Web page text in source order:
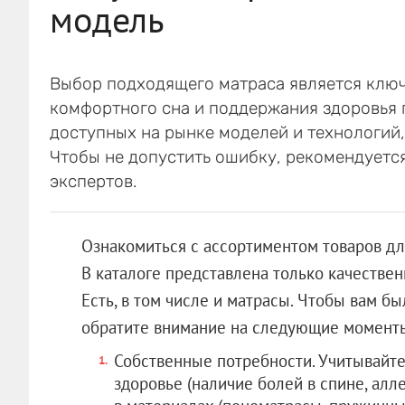
модель
Выбор подходящего матраса является
комфортного сна и поддержания
доступных на рынке моделей и
Чтобы не допустить ошибку,
экспертов.
Ознакомиться с ассортиментом товаров
В каталоге представлена только
Есть, в том числе и матрасы. Чтобы вам
обратите внимание на следующие
Собственные потребности.
здоровье (наличие болей в спине,